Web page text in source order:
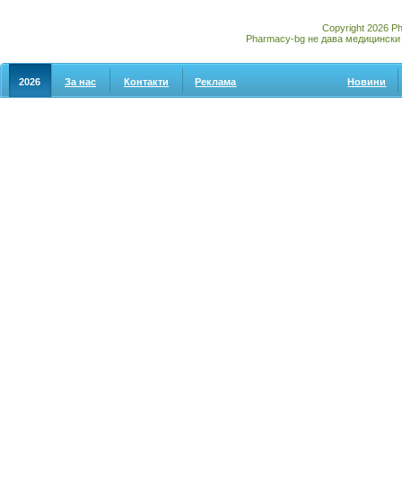
Copyright 2026
Pharmacy-bg не дава
2026 За нас Контакти Реклама Новини